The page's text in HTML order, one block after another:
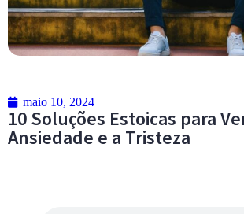
maio 10, 2024
10 Soluções Estoicas para
Ansiedade e a Tristeza